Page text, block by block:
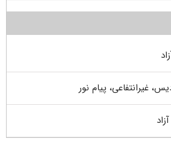
غیرانتفاعی، پیام نور